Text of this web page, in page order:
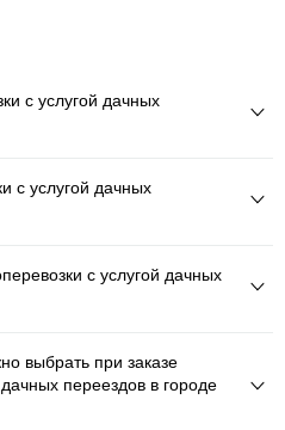
с услугой дачных
с услугой дачных
с услугой дачных
выбрать при заказе
дачных переездов в городе